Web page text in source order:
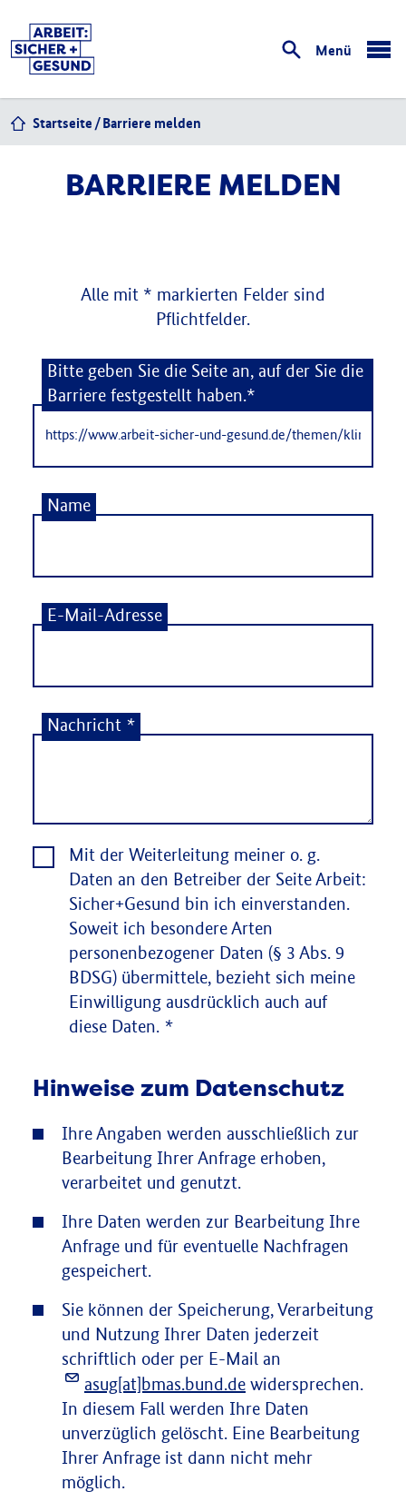
Menü
Startseite Barriere melden
BARRIERE MELDEN
Alle mit * markierten Felder sind
Pflichtfelder.
Barriere melden
Bitte geben Sie die Seite an, auf der Sie die
Barriere festgestellt haben.*
Name
E-Mail-Adresse
Nachricht *
Mit der Weiterleitung meiner o. g.
Daten an den Betreiber der Seite Arbeit:
Sicher+Gesund bin ich einverstanden.
Soweit ich besondere Arten
personenbezogener Daten (§ 3 Abs. 9
BDSG) übermittele, bezieht sich meine
Einwilligung ausdrücklich auch auf
diese Daten. *
Hinweise zum Datenschutz
Ihre Angaben werden ausschließlich zur
Bearbeitung Ihrer Anfrage erhoben,
verarbeitet und genutzt.
Ihre Daten werden zur Bearbeitung Ihre
Anfrage und für eventuelle Nachfragen
gespeichert.
Sie können der Speicherung, Verarbeitung
und Nutzung Ihrer Daten jederzeit
schriftlich oder per E-Mail an
asug[at]bmas.bund.de widersprechen.
In diesem Fall werden Ihre Daten
unverzüglich gelöscht. Eine Bearbeitung
Ihrer Anfrage ist dann nicht mehr
möglich.